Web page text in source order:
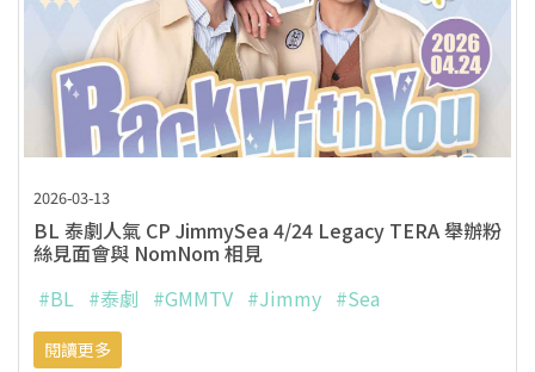
2026-03-13
BL 泰劇人氣 CP JimmySea 4/24 Legacy TERA 舉辦粉
絲見面會與 NomNom 相見
#BL #泰劇 #GMMTV #Jimmy #Sea
閱讀更多